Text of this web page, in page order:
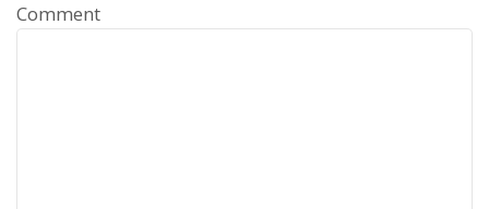
Comment